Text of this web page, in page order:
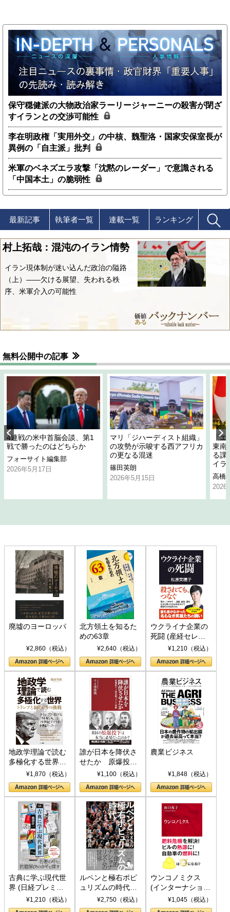
保守穏健派の大物政治家ラーリージャーニーの殺害が閉ざ
すイランとの交渉可能性
李在明政権「実用外交」の中核、魏聖洛・国家安保室長が
異例の「自主派」批判
米軍のベネズエラ攻撃「沈黙のレーダー」で意識される
「中国本土」の脆弱性
最新記事 執筆者一覧 連載一覧 ランキング
村上拓哉：混沌のイラン情勢
イラン現体制が迷い込んだ政治の隘路
（上）――欠ける展望、失われる秩
序、米軍介入の可能性
無料公開中の記事
4連戦の米中首脳会談、第1
戦で勝ったのはどちらか
フォーサイト編集部
2026年5月17日
マリ「ジハーディスト組織」
の攻勢が示唆する西アフリカ
の更なる混迷
篠田英朗
2026年5月15日
「
東南
る課
イラ
高橋
2026
廃墟のヨーロッパ
¥2,860（税込）
北方領土を知るた
めの63章
¥2,640（税込）
ウクライナ企業の
死闘 (産経セレク
ト S 039)¥1,210（税込）
地政学理論で読む
多極化する世界：
トランプとBRICS
の挑戦
¥1,870（税込）
誰が日本を降伏さ
せたか 原爆投
下、ソ連参戦、そ
して聖断 (PHP新
書)
¥1,100（税込）
農業ビジネス
¥1,848（税込）
古典に学ぶ現代世
界 (日経プレミア
シリーズ)¥1,210（税込）
ルペンと極右ポピ
ュリズムの時代：
〈ヤヌス〉の二つ
の顔
¥2,750（税込）
ウンコノミクス
(インターナショナ
ル新書)¥1,045（税込）